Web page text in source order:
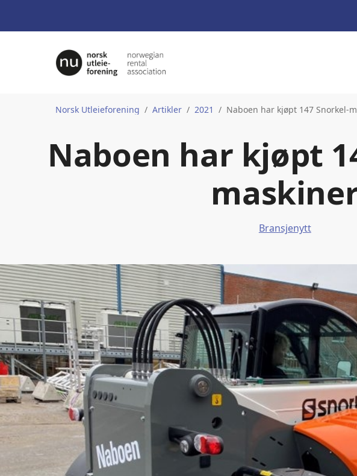
Norsk Utleieforening Artikler 2021 Naboen har kjøpt 147 Snorkel-
Naboen har kjøpt
Bransjenytt